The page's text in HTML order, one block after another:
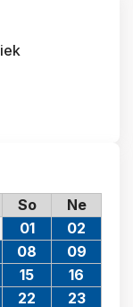
So Ne
01
02
08
09
15
16
22
23